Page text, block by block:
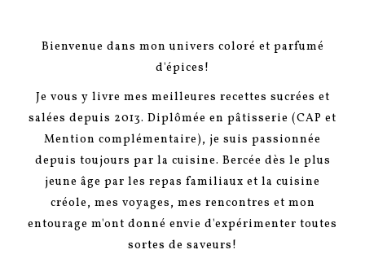
Bienvenue dans mon univers coloré et parfumé
d'épices!
Je vous y livre mes meilleures recettes sucrées et
salées depuis 2013. Diplômée en pâtisserie (CAP et
Mention complémentaire), je suis passionnée
depuis toujours par la cuisine. Bercée dès le plus
jeune âge par les repas familiaux et la cuisine
créole, mes voyages, mes rencontres et mon
entourage m'ont donné envie d'expérimenter toutes
sortes de saveurs!